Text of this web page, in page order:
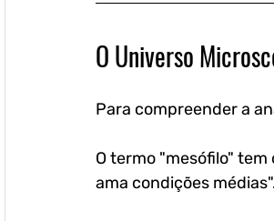
O Universo
Para compreender a
O termo "mesófilo"
ama condições